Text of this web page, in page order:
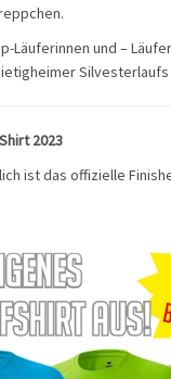
Läuferinnen und –
2023
ist das offizielle